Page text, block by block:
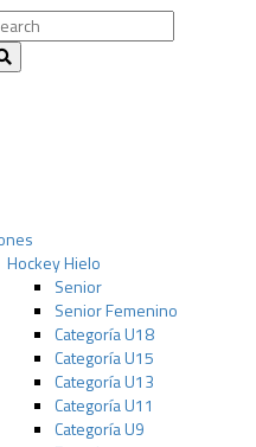
Hockey Hielo
Senior
Senior Femenino
Categoría U18
Categoría U15
Categoría U13
Categoría U11
Categoría U9